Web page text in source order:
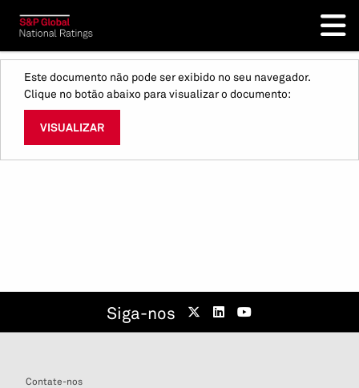
Este documento não pode ser exibido no seu navegador.
Clique no botão abaixo para visualizar o documento:
VISUALIZAR
Siga-nos
Contate-nos